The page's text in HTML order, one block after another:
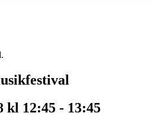
kl 12:45 - 13:45